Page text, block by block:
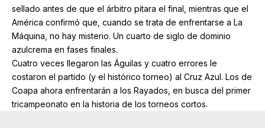
sellado antes de que el árbitro pitara el final, mientras que el
América confirmó que, cuando se trata de enfrentarse a La
Máquina, no hay misterio. Un cuarto de siglo de dominio
azulcrema en fases finales.
Cuatro veces llegaron las Águilas y cuatro errores le
costaron el partido (y el histórico torneo) al Cruz Azul. Los de
Coapa ahora enfrentarán a los Rayados, en busca del primer
tricampeonato en la historia de los torneos cortos.